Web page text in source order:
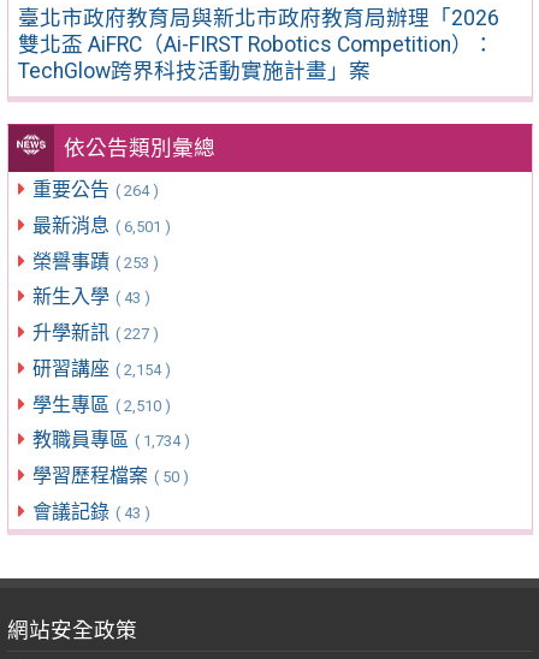
臺北市政府教育局與新北市政府教育局辦理「2026
雙北盃 AiFRC（Ai-FIRST Robotics Competition）：
TechGlow跨界科技活動實施計畫」案
依公告類別彙總
重要公告 ( 264 )
最新消息 ( 6,501 )
榮譽事蹟 ( 253 )
新生入學 ( 43 )
升學新訊 ( 227 )
研習講座 ( 2,154 )
學生專區 ( 2,510 )
教職員專區 ( 1,734 )
學習歷程檔案 ( 50 )
會議記錄 ( 43 )
網站安全政策